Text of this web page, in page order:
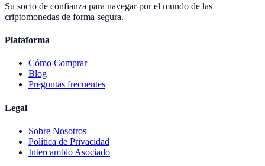
Su socio de confianza para navegar por el mundo de las
criptomonedas de forma segura.
Plataforma
Cómo Comprar
Blog
Preguntas frecuentes
Legal
Sobre Nosotros
Política de Privacidad
Intercambio Asociado